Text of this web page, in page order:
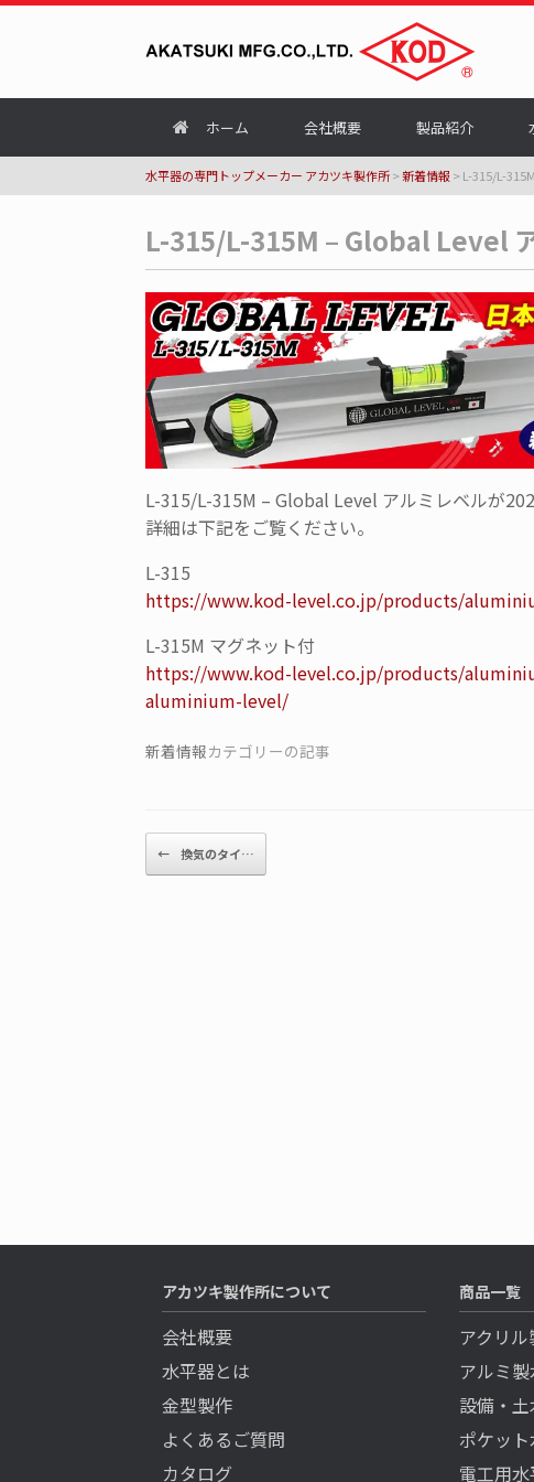
ホーム 会社概要 製品紹介
水平器の専門トップメーカー アカツキ製作所>新着情報 > L-315/L-
L-315/L-315M – Global Level
L-315/L-315M – Global Level アルミレベルが
詳細は下記をご覧ください。
L-315
https://www.kod-level.co.jp/products/
L-315M マグネット付
https://www.kod-level.co.jp/products/
aluminium-level/
新着情報カテゴリーの記事
投稿ナビゲーション
← 換気のタイ…
アカツキ製作所について
会社概要
水平器とは
金型製作
よくあるご質問
カタログ
商品一覧
アクリ
アルミ
設備・
ポケッ
電工用